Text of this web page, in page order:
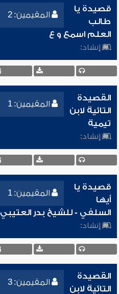
المقيمين: 2
قصيدة يا
طالب
العلم اسمع و ع
إنشاد:
المقيمين: 1
القصيدة
التائية لابن
تيمية
إنشاد:
المقيمين: 1
قصيدة يا
أيها
السلفي - للشيخ بدر العتيبي
إنشاد:
المقيمين: 3
القصيدة
التائية لابن